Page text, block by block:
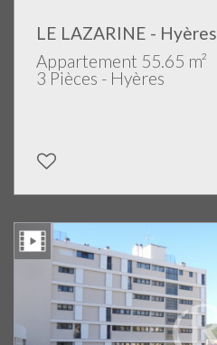
LE LAZARINE - Hyères
Appartement 55.65 m²
3 Pièces - Hyères